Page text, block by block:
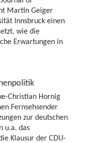
Martin Geiger
Innsbruck einen
wie die
Erwartungen in
Christian Hornig
Fernsehsender
zur deutschen
u.a. das
Klausur der CDU-